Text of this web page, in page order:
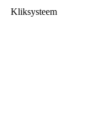
Kliksysteem